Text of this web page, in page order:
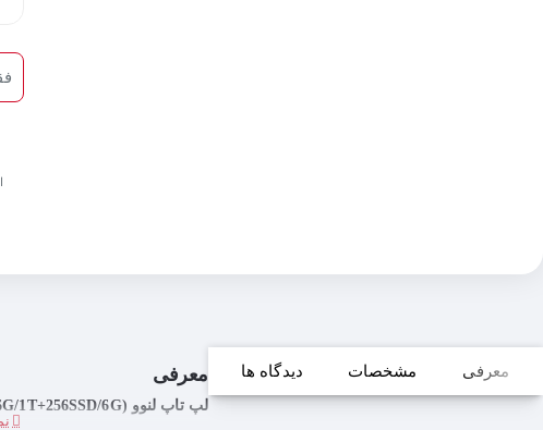
معرفی مشخصات دیدگاه ها معرفی
لپ تاپ لنوو Laptop Legion Lenovo Y720 (i7/16G/1T+256SSD/6G)